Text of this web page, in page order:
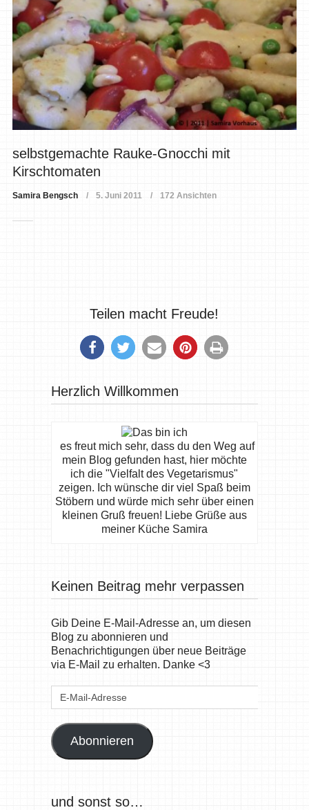
selbstgemachte Rauke-Gnocchi mit
Kirschtomaten
Samira Bengsch 5. Juni 2011 172 Ansichten
Teilen macht Freude!
Herzlich Willkommen
es freut mich sehr, dass du den Weg auf
mein Blog gefunden hast, hier möchte
ich die "Vielfalt des Vegetarismus"
zeigen. Ich wünsche dir viel Spaß beim
Stöbern und würde mich sehr über einen
kleinen Gruß freuen! Liebe Grüße aus
meiner Küche Samira
Keinen Beitrag mehr verpassen
Gib Deine E-Mail-Adresse an, um diesen
Blog zu abonnieren und
Benachrichtigungen über neue Beiträge
via E-Mail zu erhalten. Danke <3
E-
Abonnieren
und sonst so…